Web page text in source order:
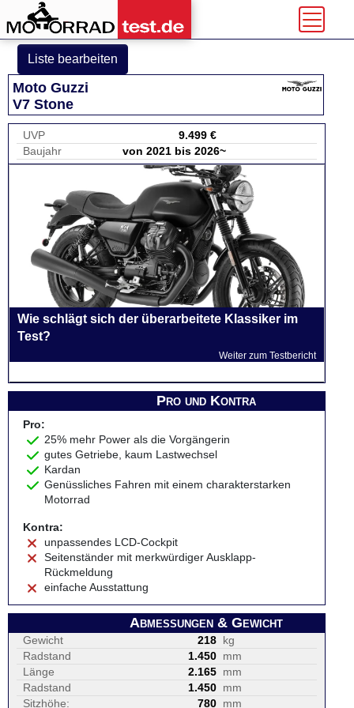
Liste bearbeiten
Moto Guzzi
V7 Stone
UVP
9.499 €
Baujahr
von 2021 bis 2026~
Wie schlägt sich der überarbeitete Klassiker im
Test?
Weiter zum Testbericht
Pro und Kontra
Pro:
25% mehr Power als die Vorgängerin
gutes Getriebe, kaum Lastwechsel
Kardan
Genüssliches Fahren mit einem charakterstarken
Motorrad
Kontra:
unpassendes LCD-Cockpit
Seitenständer mit merkwürdiger Ausklapp-
Rückmeldung
einfache Ausstattung
Abmessungen & Gewicht
Gewicht 218 kg
Radstand
1.450 mm
Länge
2.165 mm
Radstand
1.450 mm
Sitzhöhe:
780 mm